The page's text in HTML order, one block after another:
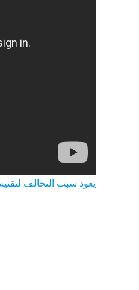
يعود سبب التحالف لتقنية